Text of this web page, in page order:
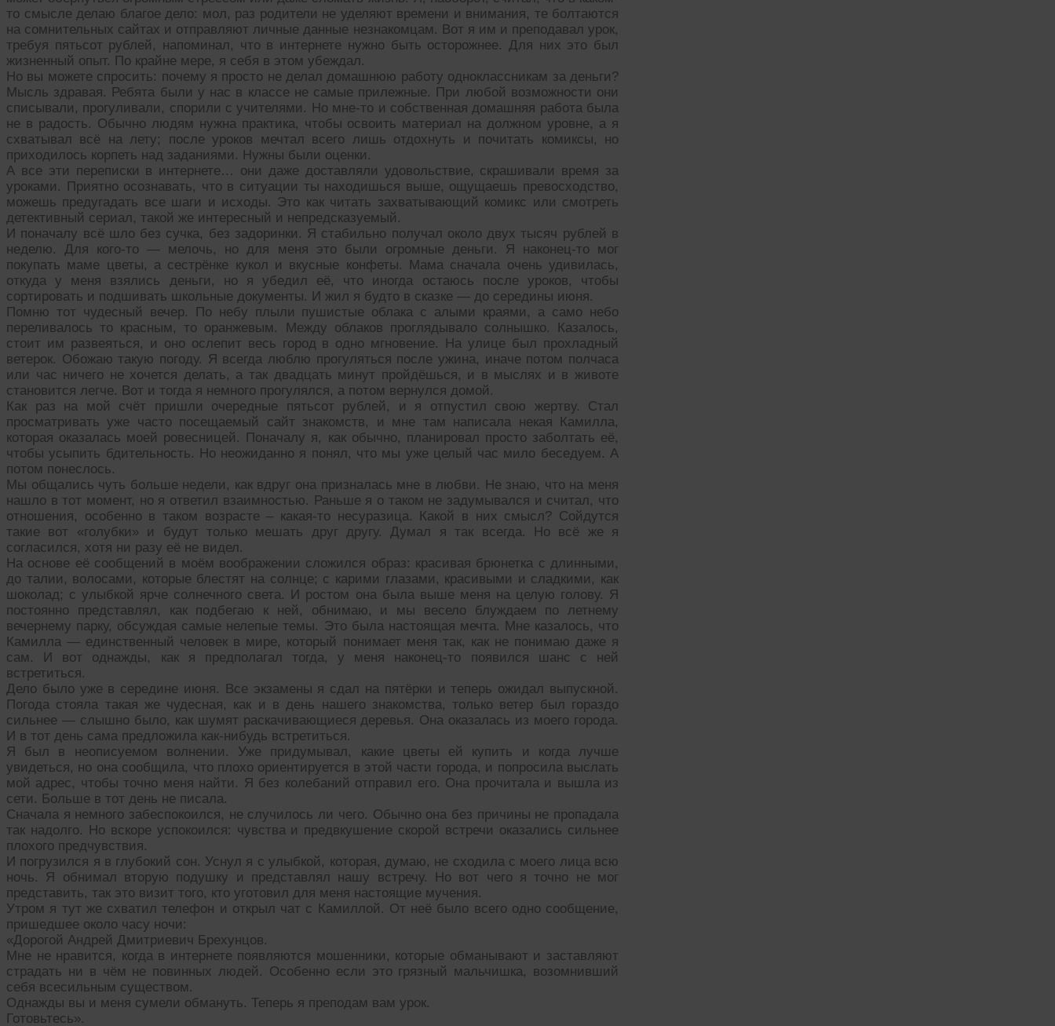
то смысле делаю благое дело: мол, раз родители не уделяют времени и внимания, те болтаются
на сомнительных сайтах и отправляют личные данные незнакомцам. Вот я им и преподавал урок,
требуя пятьсот рублей, напоминал, что в интернете нужно быть осторожнее. Для них это был
жизненный опыт. По крайне мере, я себя в этом убеждал.
Но вы можете спросить: почему я просто не делал домашнюю работу одноклассникам за деньги?
Мысль здравая. Ребята были у нас в классе не самые прилежные. При любой возможности они
списывали, прогуливали, спорили с учителями. Но мне-то и собственная домашняя работа была
не в радость. Обычно людям нужна практика, чтобы освоить материал на должном уровне, а я
схватывал всё на лету; после уроков мечтал всего лишь отдохнуть и почитать комиксы, но
приходилось корпеть над заданиями. Нужны были оценки.
А все эти переписки в интернете… они даже доставляли удовольствие, скрашивали время за
уроками. Приятно осознавать, что в ситуации ты находишься выше, ощущаешь превосходство,
можешь предугадать все шаги и исходы. Это как читать захватывающий комикс или смотреть
детективный сериал, такой же интересный и непредсказуемый.
И поначалу всё шло без сучка, без задоринки. Я стабильно получал около двух тысяч рублей в
неделю. Для кого-то — мелочь, но для меня это были огромные деньги. Я наконец-то мог
покупать маме цветы, а сестрёнке кукол и вкусные конфеты. Мама сначала очень удивилась,
откуда у меня взялись деньги, но я убедил её, что иногда остаюсь после уроков, чтобы
сортировать и подшивать школьные документы. И жил я будто в сказке — до середины июня.
Помню тот чудесный вечер. По небу плыли пушистые облака с алыми краями, а само небо
переливалось то красным, то оранжевым. Между облаков проглядывало солнышко. Казалось,
стоит им развеяться, и оно ослепит весь город в одно мгновение. На улице был прохладный
ветерок. Обожаю такую погоду. Я всегда люблю прогуляться после ужина, иначе потом полчаса
или час ничего не хочется делать, а так двадцать минут пройдёшься, и в мыслях и в животе
становится легче. Вот и тогда я немного прогулялся, а потом вернулся домой.
Как раз на мой счёт пришли очередные пятьсот рублей, и я отпустил свою жертву. Стал
просматривать уже часто посещаемый сайт знакомств, и мне там написала некая Камилла,
которая оказалась моей ровесницей. Поначалу я, как обычно, планировал просто заболтать её,
чтобы усыпить бдительность. Но неожиданно я понял, что мы уже целый час мило беседуем. А
потом понеслось.
Мы общались чуть больше недели, как вдруг она призналась мне в любви. Не знаю, что на меня
нашло в тот момент, но я ответил взаимностью. Раньше я о таком не задумывался и считал, что
отношения, особенно в таком возрасте – какая-то несуразица. Какой в них смысл? Сойдутся
такие вот «голубки» и будут только мешать друг другу. Думал я так всегда. Но всё же я
согласился, хотя ни разу её не видел.
На основе её сообщений в моём воображении сложился образ: красивая брюнетка с длинными,
до талии, волосами, которые блестят на солнце; с карими глазами, красивыми и сладкими, как
шоколад; с улыбкой ярче солнечного света. И ростом она была выше меня на целую голову. Я
постоянно представлял, как подбегаю к ней, обнимаю, и мы весело блуждаем по летнему
вечернему парку, обсуждая самые нелепые темы. Это была настоящая мечта. Мне казалось, что
Камилла — единственный человек в мире, который понимает меня так, как не понимаю даже я
сам. И вот однажды, как я предполагал тогда, у меня наконец-то появился шанс с ней
встретиться.
Дело было уже в середине июня. Все экзамены я сдал на пятёрки и теперь ожидал выпускной.
Погода стояла такая же чудесная, как и в день нашего знакомства, только ветер был гораздо
сильнее — слышно было, как шумят раскачивающиеся деревья. Она оказалась из моего города.
И в тот день сама предложила как-нибудь встретиться.
Я был в неописуемом волнении. Уже придумывал, какие цветы ей купить и когда лучше
увидеться, но она сообщила, что плохо ориентируется в этой части города, и попросила выслать
мой адрес, чтобы точно меня найти. Я без колебаний отправил его. Она прочитала и вышла из
сети. Больше в тот день не писала.
Сначала я немного забеспокоился, не случилось ли чего. Обычно она без причины не пропадала
так надолго. Но вскоре успокоился: чувства и предвкушение скорой встречи оказались сильнее
плохого предчувствия.
И погрузился я в глубокий сон. Уснул я с улыбкой, которая, думаю, не сходила с моего лица всю
ночь. Я обнимал вторую подушку и представлял нашу встречу. Но вот чего я точно не мог
представить, так это визит того, кто уготовил для меня настоящие мучения.
Утром я тут же схватил телефон и открыл чат с Камиллой. От неё было всего одно сообщение,
пришедшее около часу ночи:
«Дорогой Андрей Дмитриевич Брехунцов.
Мне не нравится, когда в интернете появляются мошенники, которые обманывают и заставляют
страдать ни в чём не повинных людей. Особенно если это грязный мальчишка, возомнивший
себя всесильным существом.
Однажды вы и меня сумели обмануть. Теперь я преподам вам урок.
Готовьтесь».